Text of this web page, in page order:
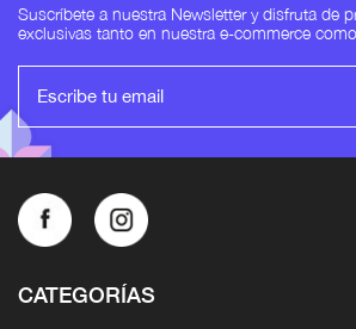
Suscríbete a nuestra Newsletter y disfruta de
exclusivas tanto en nuestra e-commerce
CATEGORÍAS